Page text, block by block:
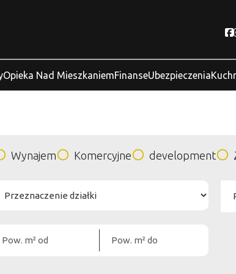
Opieka Nad MieszkaniemFinanseUbezpieczenia
Wynajem Komercyjne development